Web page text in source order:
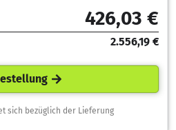
426,03 €
2.556,19 €
sich bezüglich der Lieferung